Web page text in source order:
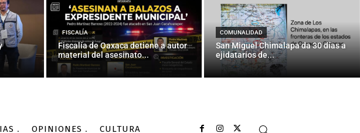
FISCALÍA
Fiscalía de Oaxaca detiene a autor
material del asesinato...
COMUNALIDAD
San Miguel Chimalapa da 30 días a
ejidatarios de...
OPINIONES CULTURA